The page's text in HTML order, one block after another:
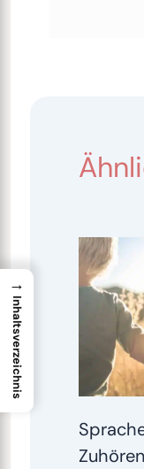
→
Inhaltsverzeichnis